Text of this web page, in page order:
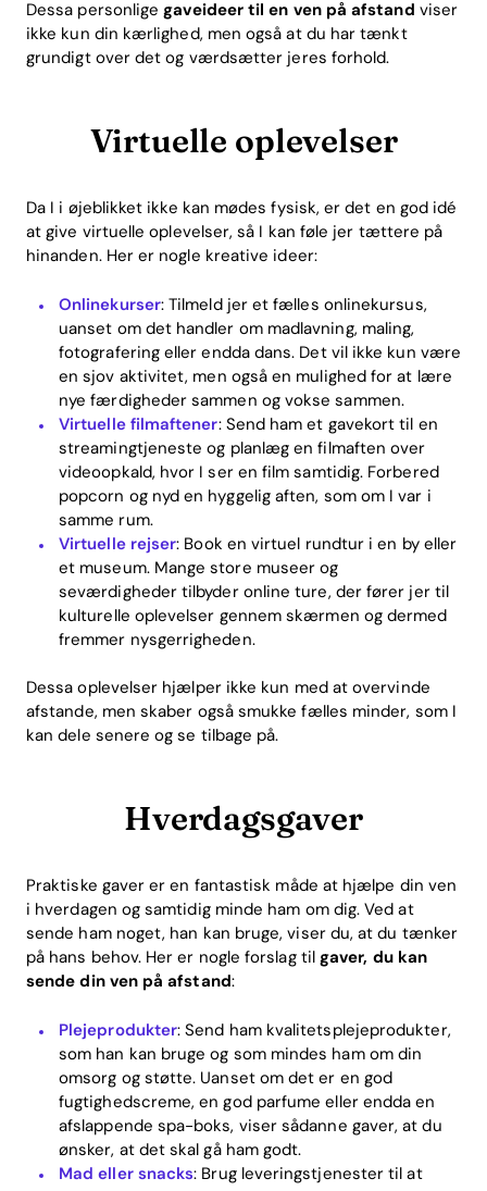
Dessa personligegaveideer til en ven på afstand viser
ikke kun din kærlighed, men også at du har tænkt
grundigt over det og værdsætter jeres forhold.
Virtuelle oplevelser
Da I i øjeblikket ikke kan mødes fysisk, er det en god idé
at give virtuelle oplevelser, så I kan føle jer tættere på
hinanden. Her er nogle kreative ideer:
Onlinekurser: Tilmeld jer et fælles onlinekursus,
uanset om det handler om madlavning, maling,
fotografering eller endda dans. Det vil ikke kun være
en sjov aktivitet, men også en mulighed for at lære
nye færdigheder sammen og vokse sammen.
Virtuelle filmaftener: Send ham et gavekort til en
streamingtjeneste og planlæg en filmaften over
videoopkald, hvor I ser en film samtidig. Forbered
popcorn og nyd en hyggelig aften, som om I var i
samme rum.
Virtuelle rejser: Book en virtuel rundtur i en by eller
et museum. Mange store museer og
seværdigheder tilbyder online ture, der fører jer til
kulturelle oplevelser gennem skærmen og dermed
fremmer nysgerrigheden.
Dessa oplevelser hjælper ikke kun med at overvinde
afstande, men skaber også smukke fælles minder, som I
kan dele senere og se tilbage på.
Hverdagsgaver
Praktiske gaver er en fantastisk måde at hjælpe din ven
i hverdagen og samtidig minde ham om dig. Ved at
sende ham noget, han kan bruge, viser du, at du tænker
på hans behov. Her er nogle forslag til gaver, du kan
sende din ven på afstand:
Plejeprodukter: Send ham kvalitetsplejeprodukter,
som han kan bruge og som mindes ham om din
omsorg og støtte. Uanset om det er en god
fugtighedscreme, en god parfume eller endda en
afslappende spa-boks, viser sådanne gaver, at du
ønsker, at det skal gå ham godt.
Mad eller snacks: Brug leveringstjenester til at